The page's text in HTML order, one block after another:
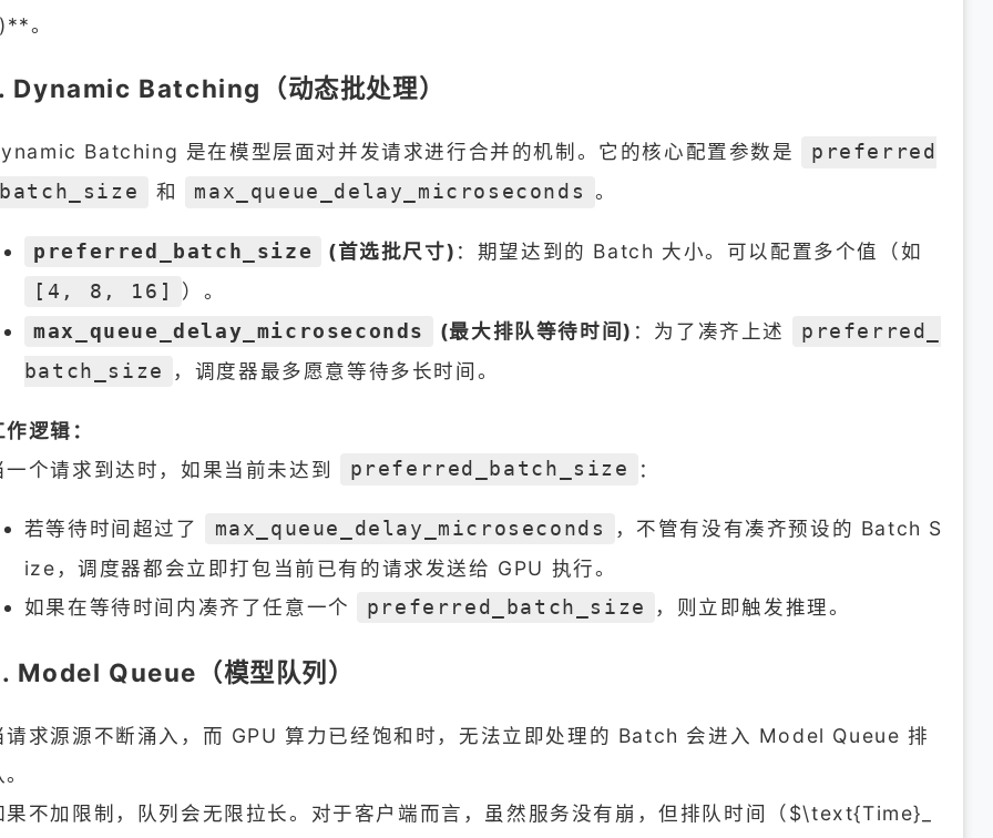
。
Dynamic Batching（动态批处理）
Batching 是在模型层面对并发请求进行合并的机制。它的核心配置参数是
preferred
和 max_queue_delay_microseconds 。
preferred_batch_size (首选批尺寸) ：期望达到的 Batch 大小。可以配置多个值（如
[4, 8, 16] ）。
max_queue_delay_microseconds (最大排队等待时间) ：为了凑齐上述
preferred_
batch_size
，调度器最多愿意等待多长时间。
作逻辑：
一个请求到达时，如果当前未达到
preferred_batch_size ：
若等待时间超过了 max_queue_delay_microseconds
，不管有没有凑齐预设的 Batch S
ize，调度器都会立即打包当前已有的请求发送给 GPU 执行。
如果在等待时间内凑齐了任意一个
preferred_batch_size ，则立即触发推理。
Model Queue（模型队列）
请求源源不断涌入，而 GPU 算力已经饱和时，无法立即处理的 Batch 会进入 Model Queue 排
果不加限制，队列会无限拉长。对于客户端而言，虽然服务没有崩，但排队时间（$\text{Time}_